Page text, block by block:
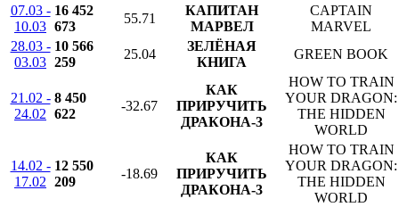
07.03 -
10.03
16 452
673
55.71
КАПИТАН
МАРВЕЛ
CAPTAIN
MARVEL
28.03 -
03.03
10 566
259
25.04
ЗЕЛЁНАЯ
КНИГА
GREEN BOOK
21.02 -
24.02
8 450
622
-32.67
КАК
ПРИРУЧИТЬ
ДРАКОНА-3
HOW TO TRAIN
YOUR DRAGON:
THE HIDDEN
WORLD
14.02 -
17.02
12 550
209
-18.69
КАК
ПРИРУЧИТЬ
ДРАКОНА-3
HOW TO TRAIN
YOUR DRAGON:
THE HIDDEN
WORLD